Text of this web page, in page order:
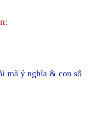
mã ý nghĩa & con số